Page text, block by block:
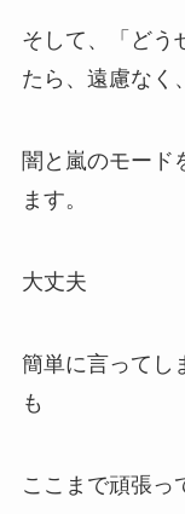
そして、「どう
たら、遠慮なく
闇と嵐のモード
ます。
大丈夫
簡単に言ってし
も
ここまで頑張っ